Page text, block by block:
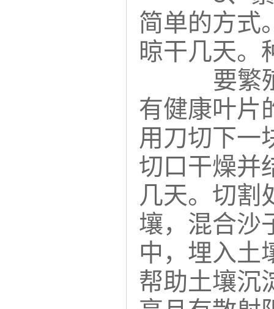
简单的方式
晾干几天。
要繁
有健康叶片
用刀切下一
切口干燥并
几天。切割
壤，混合沙
中，埋入土
帮助土壤沉